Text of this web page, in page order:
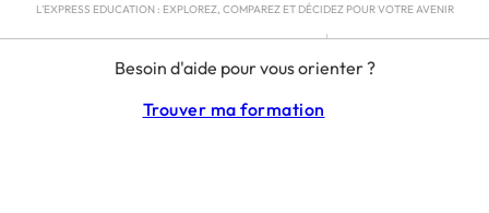
Besoin d'aide pour vous orienter ?
Trouver ma formation
L'EXPRESS EDUCATION : EXPLOREZ, COMPAREZ ET DÉCIDEZ POUR VOTRE AVENIR
RGPD